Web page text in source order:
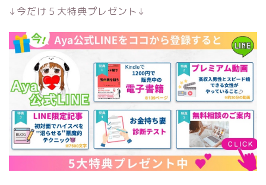
↓今だけ５大特典プレゼント↓